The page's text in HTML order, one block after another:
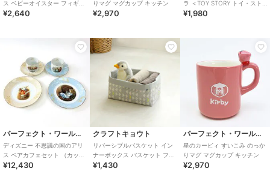
ス ベビーオイスター フィギュ
ア付きマグカップ コップ
¥2,640
りマグ マグカップ キッチン
¥2,970
ラ ＜TOY STORY トイ・スト
ーリー＞
¥1,980
パーフェクト・ワールド・トーキョー
ディズニー 不思議の国のアリ
ス ペアカフェセット （カップ
×2・ソーサ―×2・プレート
¥12,430
クラフトキョウト
リバーシブルバスケット イン
ナーボックス バスケット ファ
ブリック リビング 寝室 ぬいぐ
¥1,430
パーフェクト・ワールド・トーキョー
星のカービィ すいこみ のっか
りマグ マグカップ キッチン
¥2,970